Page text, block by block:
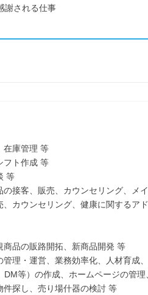
謝される仕事
在庫管理 等
フト作成 等
等
接客、販売、カウンセリング、メ
カウンセリング、健康に関するア
品の販路開拓、新商品開発 等
理・運営、業務効率化、人材育成
等）の作成、ホームページの管
探し、売り場什器の検討 等